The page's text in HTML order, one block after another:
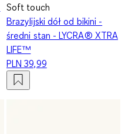
Soft touch
Brazylijski dół od bikini -
średni stan - LYCRA® XTRA
LIFE™
PLN 39,99